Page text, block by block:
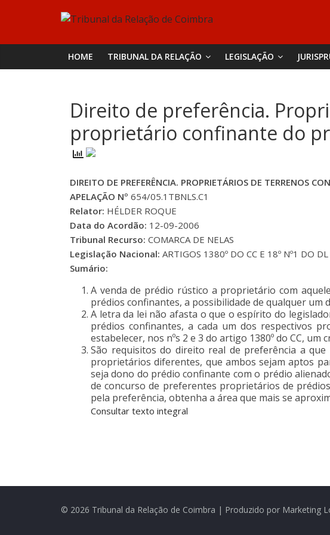
Tribunal
da
Relação
de
Coimbra
HOME TRIBUNAL DA RELAÇÃO LEGISLAÇÃO
Direito de preferência.
proprietário confinante do
DIREITO DE PREFERÊNCIA. PROPRIETÁRIOS DE TERRENOS
APELAÇÃO Nº 654/05.1TBNLS.C1
Relator: HÉLDER ROQUE
Data do Acordão: 12-09-2006
Tribunal Recurso: COMARCA DE NELAS
Legislação Nacional: ARTIGOS 1380º DO CC E 18º Nº1 DO
Sumário:
A venda de prédio rústico a proprietário com
prédios confinantes, a possibilidade de qualquer um
A letra da lei não afasta o que o espírito do
prédios confinantes, a cada um dos respectivos
estabelecer, nos nºs 2 e 3 do artigo 1380º do CC,
São requisitos do direito real de preferência a que
proprietários diferentes, que ambos sejam aptos
seja dono do prédio confinante com o prédio
de concurso de preferentes proprietários de
pela preferência, obtenha a área que mais se
Consultar texto integral
© 2026 Tribunal da Relação de Coimbra | Produzido por Marketing